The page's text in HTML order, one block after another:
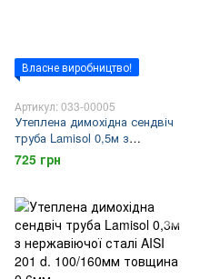
Власне виробництво!
Артикул: 033-00005
Утеплена димохідна сендвіч
труба Lamisol 0,5м з
нержавіючої сталі AISI 201 d.
100/160мм товщина 0,8мм
725 грн